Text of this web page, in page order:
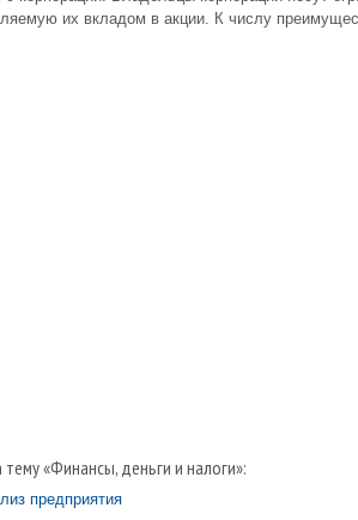
их вкладом в акции. К числу
«Финансы, деньги и налоги»:
предприятия